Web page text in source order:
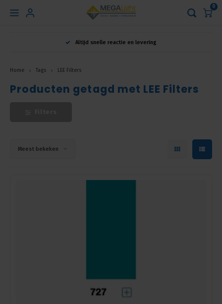
Hoofdmenu
Nederlands
Français
0
Altijd snelle reactie en levering
Home Tags LEE Filters
Producten getagd met LEE Filters
Meest bekeken